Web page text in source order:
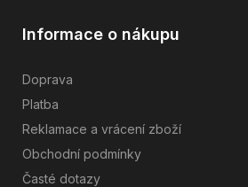
Informace o nákupu
Doprava
Platba
Reklamace a vrácení zboží
Obchodní podmínky
Časté dotazy